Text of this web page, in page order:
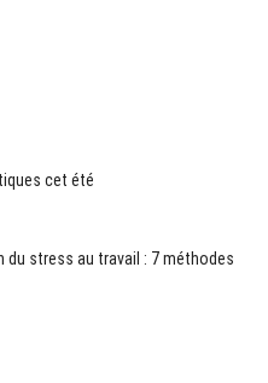
cet été
du stress au travail : 7 méthodes